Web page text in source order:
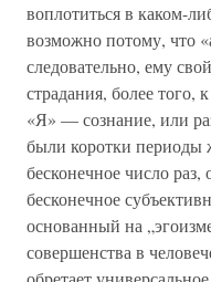
воплотиться в каком-
возможно потому, что
следовательно, ему
страдания, более того,
«Я» — сознание, или
были коротки
бесконечное число
бесконечное
основанный на
совершенства в